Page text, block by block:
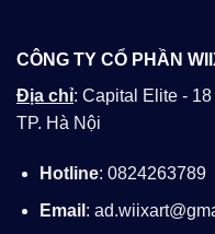
CÔNG TY CỔ PHẦN
Địa chỉ: Capital Elite -
TP. Hà Nội
Hotline: 0824263789
Email :